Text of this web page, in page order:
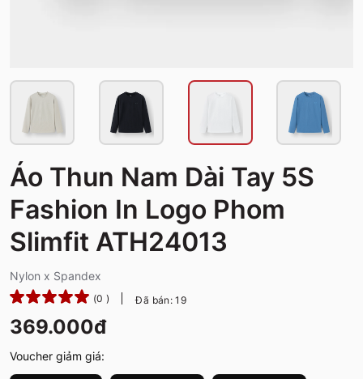
Áo Thun Nam Dài Tay 5S
Fashion In Logo Phom
Slimfit ATH24013
Nylon x Spandex
(0 ) Đã bán: 19
369.000đ
Voucher giảm giá: